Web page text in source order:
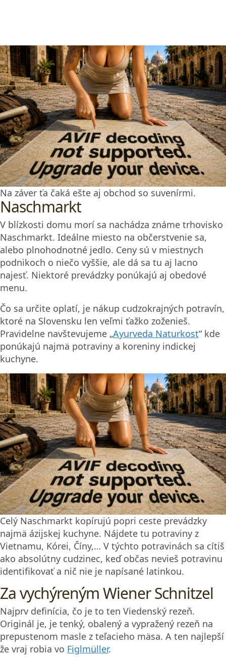
Na záver ťa čaká ešte aj obchod so suvenírmi.
Naschmarkt
V blízkosti domu morí sa nachádza známe trhovisko
Naschmarkt. Ideálne miesto na občerstvenie sa,
alebo plnohodnotné jedlo. Ceny sú v miestnych
podnikoch o niečo vyššie, ale dá sa tu aj lacno
najesť. Niektoré prevádzky ponúkajú aj obedové
menu.
Čo sa určite oplatí, je nákup cudzokrajných potravín,
ktoré na Slovensku len veľmi ťažko zoženieš.
Pravidelne navštevujeme „Ayurveda Naturkost“ kde
ponúkajú najmä potraviny a koreniny indickej
kuchyne.
Celý Naschmarkt kopírujú popri ceste prevádzky
najmä ázijskej kuchyne. Nájdete tu potraviny z
Vietnamu, Kórei, Číny,… V týchto potravinách sa cítiš
ako absolútny cudzinec, keď občas nevieš potravinu
identifikovať a nič nie je napísané latinkou.
Za vychýreným Wiener Schnitzel
Najprv definícia, čo je to ten Viedenský rezeň.
Originál je, je tenký, obalený a vypražený rezeň na
prepustenom masle z teľacieho mäsa. A ten najlepší
že vraj robia vo Figlmüller.